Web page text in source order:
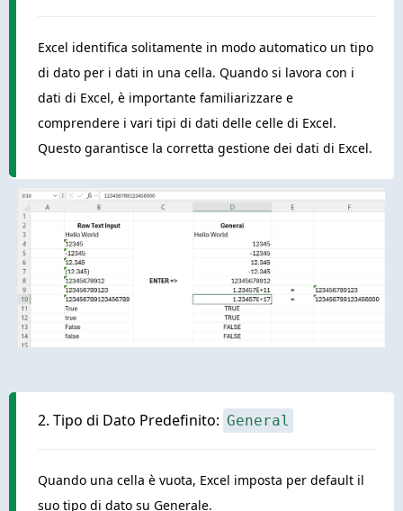
Excel identifica solitamente in modo automatico un tipo
di dato per i dati in una cella. Quando si lavora con i
dati di Excel, è importante familiarizzare e
comprendere i vari tipi di dati delle celle di Excel.
Questo garantisce la corretta gestione dei dati di Excel.
2. Tipo di Dato Predefinito: General
Quando una cella è vuota, Excel imposta per default il
suo tipo di dato su Generale.